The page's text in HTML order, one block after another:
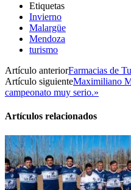
Etiquetas
Invierno
Malargüe
Mendoza
turismo
Artículo anteriorFarmacias de
Artículo siguienteMaximiliano
campeonato muy serio.»
Artículos relacionados